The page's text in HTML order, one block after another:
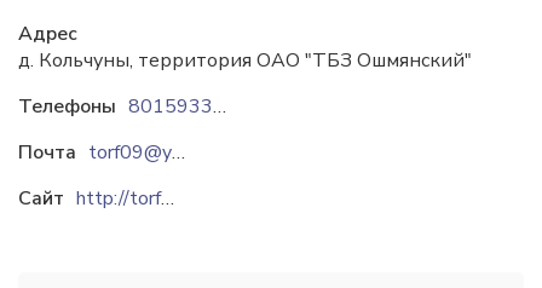
Адрес
д. Кольчуны, территория ОАО "ТБЗ Ошмянский"
Телефоны
80159335138
Почта
torf09@yandex.ru
Сайт
http://torf09.narod.ru